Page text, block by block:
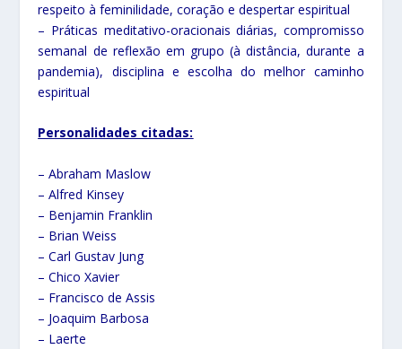
respeito à feminilidade, coração e despertar espiritual
– Práticas meditativo-oracionais diárias, compromisso
semanal de reflexão em grupo (à distância, durante a
pandemia), disciplina e escolha do melhor caminho
espiritual
Personalidades citadas:
– Abraham Maslow
– Alfred Kinsey
– Benjamin Franklin
– Brian Weiss
– Carl Gustav Jung
– Chico Xavier
– Francisco de Assis
– Joaquim Barbosa
– Laerte